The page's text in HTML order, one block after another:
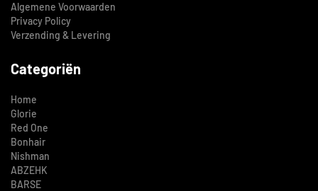
Algemene Voorwaarden
Privacy Policy
Verzending & Levering
Categoriën
Home
Glorie
Red One
Bonhair
Nishman
ABZEHK
BARSE